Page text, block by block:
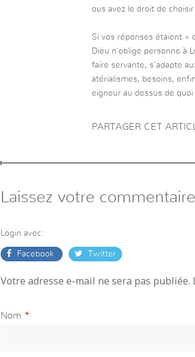
ous avez le droit de choisir
Si vos réponses étaient «
Dieu n’oblige personne à
faire servante, s’adapte
atérialismes, besoins,
eigneur au dessus de
PARTAGER CET
Laissez votre commentaire
Login avec:
Facebook Twitter
Votre adresse e-mail ne sera pas
Nom *